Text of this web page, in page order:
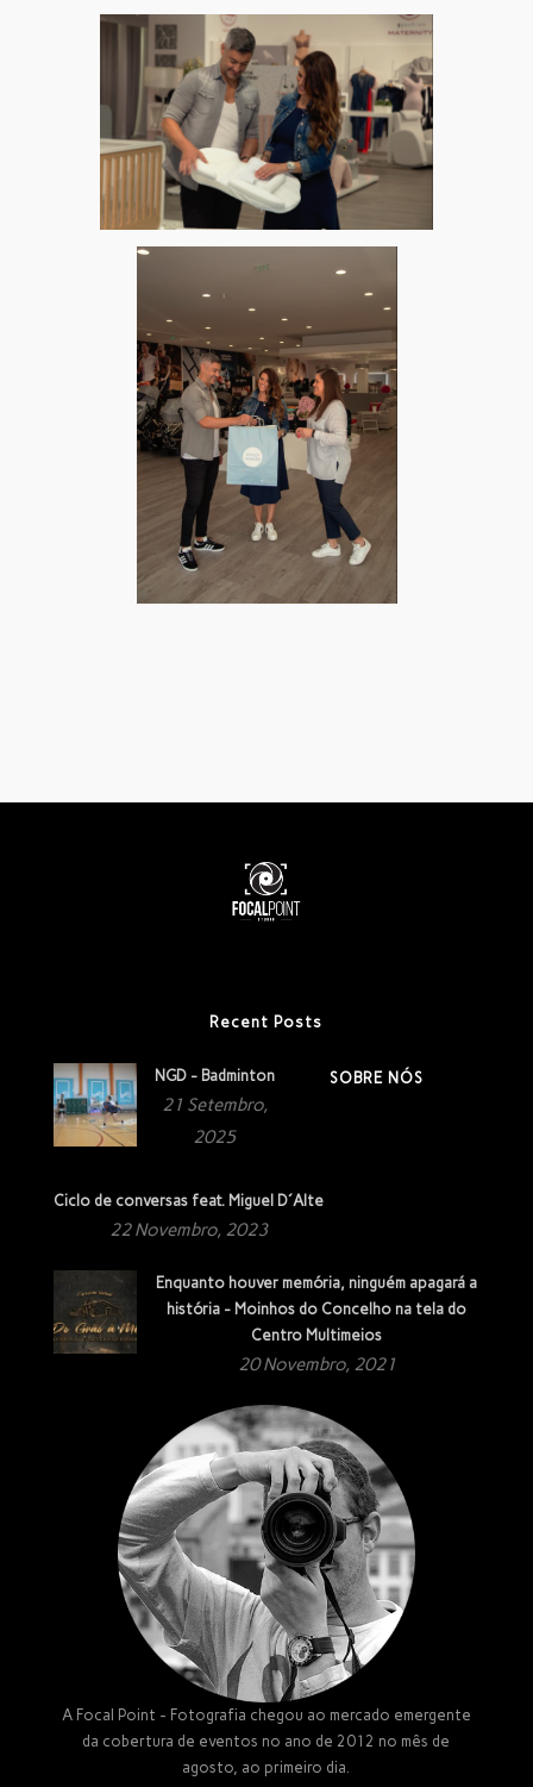
Recent Posts
NGD - Badminton
21 Setembro,
2025
Ciclo de conversas feat. Miguel D´Alte
22 Novembro, 2023
Enquanto houver memória, ninguém apagará a
história - Moinhos do Concelho na tela do
Centro Multimeios
20 Novembro, 2021
SOBRE NÓS
A Focal Point - Fotografia chegou ao mercado emergente
da cobertura de eventos no ano de 2012 no mês de
agosto, ao primeiro dia.